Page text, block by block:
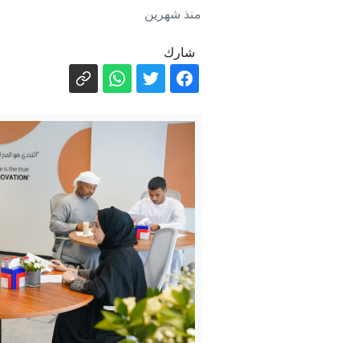
منذ شهرين
شارك